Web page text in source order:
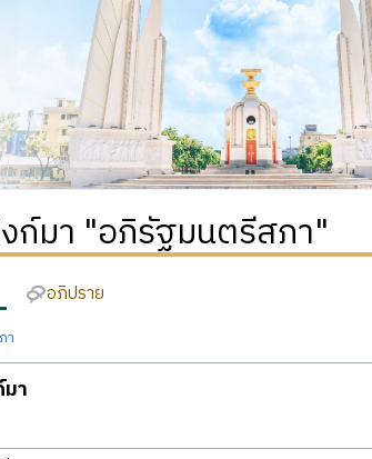
ก์มา "อภิรัฐมนตรีสภา"
อภิปราย
า
า